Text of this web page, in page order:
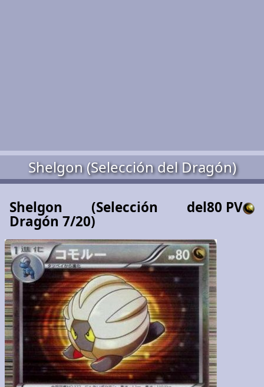
Shelgon (Selección del Dragón)
80 PV
Shelgon (Selección del
Dragón 7/20)